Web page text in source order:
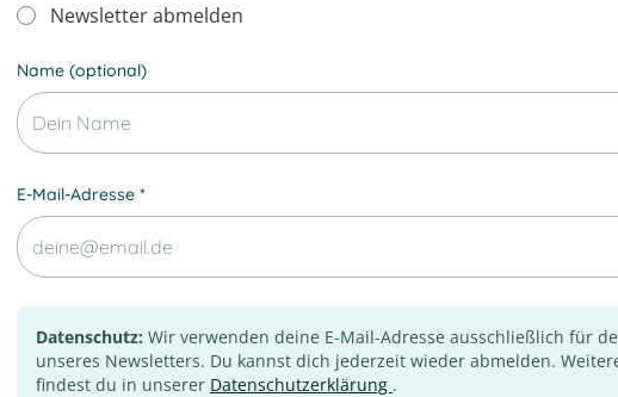
Newsletter abmelden
Name (optional)
E-Mail-Adresse *
Datenschutz: Wir verwenden deine E-Mail-Adresse ausschließlich für
unseres Newsletters. Du kannst dich jederzeit wieder abmelden.
findest du in unserer Datenschutzerklärung .